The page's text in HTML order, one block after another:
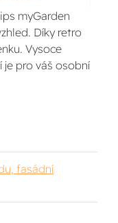
myGarden
Díky retro
Vysoce
je pro váš osobní
fasádní